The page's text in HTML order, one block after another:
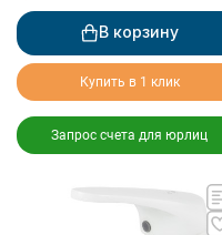
В корзину
Купить в 1 клик
Запрос счета для юрлиц